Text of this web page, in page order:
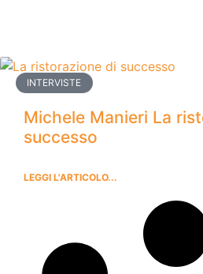
INTERVISTE
Michele Manieri La
successo
LEGGI L'ARTICOLO...